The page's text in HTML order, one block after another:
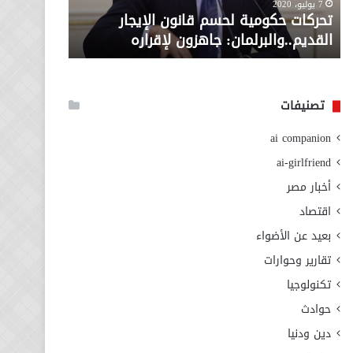
لإقراره
7 يوليو، 2020
تحركات حكومية لحسم قانون الإيجار
القديم..والبرلمان: جاهزون لإقراره
من
وزارة
الاجتماعي
تصنيفات
ai companion
ai-girlfriend
أخبار مصر
اقتصاد
بعيد عن الأضواء
تقارير وحوارات
تكنولوجيا
حوادث
دين ودنيا